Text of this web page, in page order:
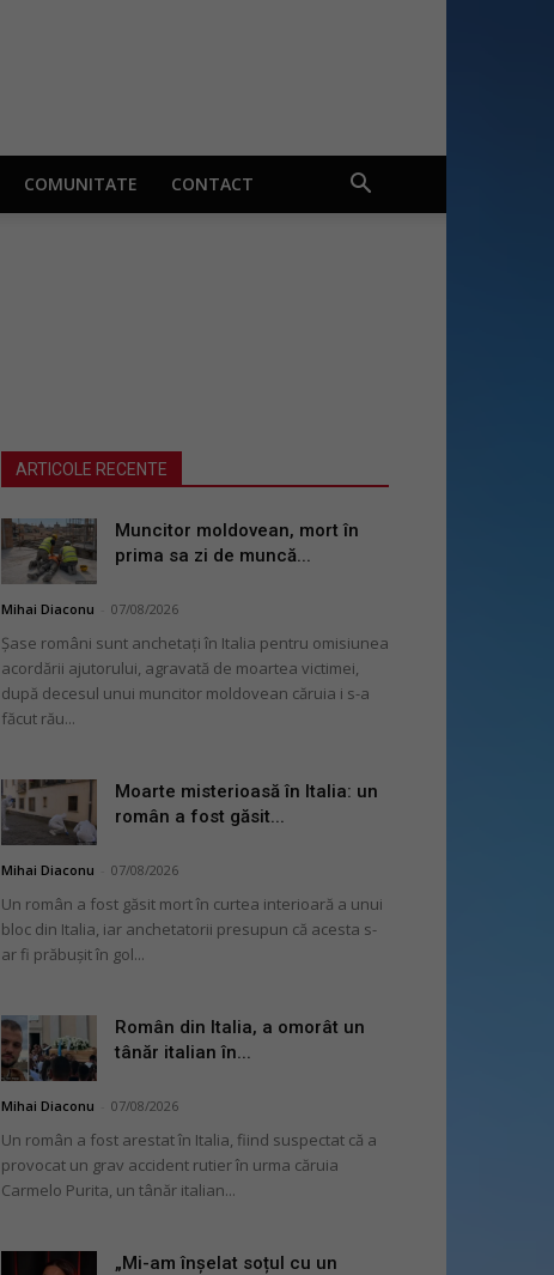
COMUNITATE CONTACT
ARTICOLE RECENTE
Muncitor moldovean, mort în
prima sa zi de muncă...
Mihai Diaconu 07/08/2026
Șase români sunt anchetați în Italia pentru omisiunea
acordării ajutorului, agravată de moartea victimei,
după decesul unui muncitor moldovean căruia i s-a
făcut rău...
Moarte misterioasă în Italia: un
român a fost găsit...
Mihai Diaconu 07/08/2026
Un român a fost găsit mort în curtea interioară a unui
bloc din Italia, iar anchetatorii presupun că acesta s-
ar fi prăbușit în gol...
Român din Italia, a omorât un
tânăr italian în...
Mihai Diaconu 07/08/2026
Un român a fost arestat în Italia, fiind suspectat că a
provocat un grav accident rutier în urma căruia
Carmelo Purita, un tânăr italian...
„Mi-am înșelat soțul cu un